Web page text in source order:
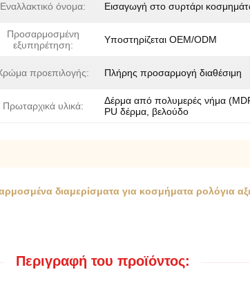
Εναλλακτικό όνομα: Εισαγωγή στο συρτάρι
Προσαρμοσμένη
εξυπηρέτηση:
Υποστηρίζεται OEM/ODM
προεπιλογής: Πλήρης προσαρμογή διαθέσιμη
Πρωταρχικά υλικά:
Δέρμα από πολυμερές νήμα
PU δέρμα, βελούδο
διαμερίσματα για κοσμήματα ρολόγια
Περιγραφή του προϊόντος: